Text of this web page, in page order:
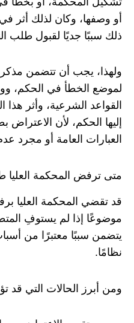
أو وصفها، وكان لذلك أثر في
ذلك سببًا جديًا لقبول طلب
ولهذا، يجب أن تتضمن
لموضع الخطأ في الحكم،
القواعد الشرعية، وأثر هذا
إليها الحكم، لأن
العبارات العامة أو مجرد
متى ترفض المحكمة
قد تقضي المحكمة العليا
موضوعًا إذا لم يستوفِ
يتضمن سببًا معتبرًا من
نظامًا.
ومن أبرز الحالات التي